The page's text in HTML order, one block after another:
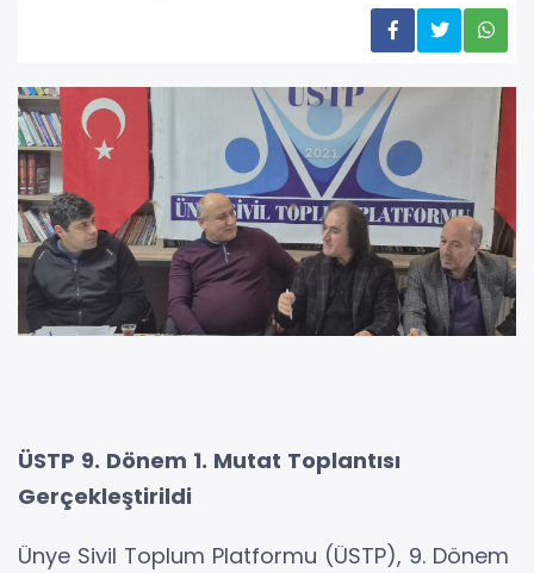
ÜSTP 9. Dönem 1. Mutat Toplantısı
Gerçekleştirildi
Ünye Sivil Toplum Platformu (ÜSTP), 9. Dönem